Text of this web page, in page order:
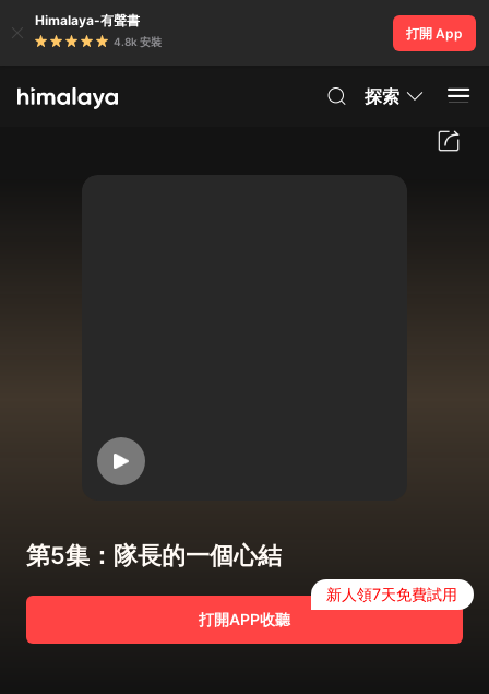
Himalaya-有聲書
4.8k 安裝
打開 App
探索
第5集：隊長的一個心結
打開APP收聽
新人領7天免費試用